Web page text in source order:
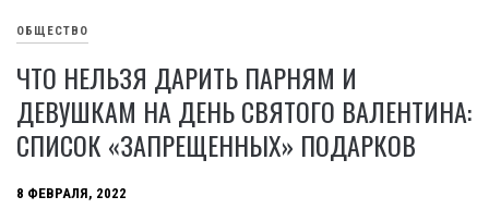
ОБЩЕСТВО
ЧТО НЕЛЬЗЯ ДАРИТЬ ПАРНЯМ И
ДЕВУШКАМ НА ДЕНЬ СВЯТОГО ВАЛЕНТИНА:
СПИСОК «ЗАПРЕЩЕННЫХ» ПОДАРКОВ
8 ФЕВРАЛЯ, 2022